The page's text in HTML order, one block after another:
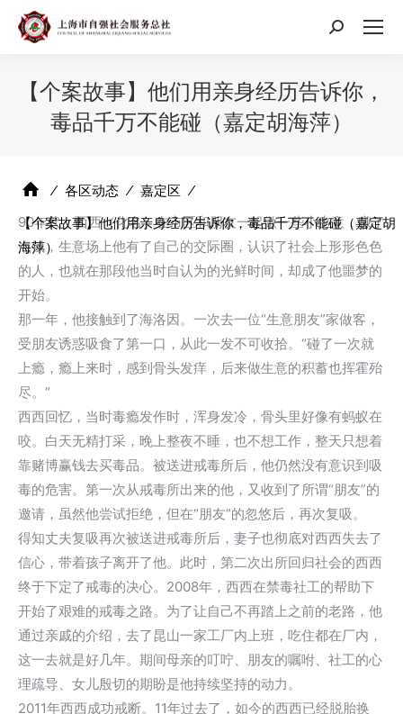
搜
【个案故事】他们用亲身经历告诉你，
毒品千万不能碰（嘉定胡海萍）
⁄ 各区动态 ⁄ 嘉定区 ⁄
【个案故事】他们用亲身经历告诉你，毒品千万不能碰（嘉定胡
海萍）
90年代，西西（化名）在市区和朋友一起做一些小生意，赚了
点钱，生意场上他有了自己的交际圈，认识了社会上形形色色
的人，也就在那段他当时自认为的光鲜时间，却成了他噩梦的
开始。
那一年，他接触到了海洛因。一次去一位“生意朋友”家做客，
受朋友诱惑吸食了第一口，从此一发不可收拾。“碰了一次就
上瘾，瘾上来时，感到骨头发痒，后来做生意的积蓄也挥霍殆
尽。”
西西回忆，当时毒瘾发作时，浑身发冷，骨头里好像有蚂蚁在
咬。白天无精打采，晚上整夜不睡，也不想工作，整天只想着
靠赌博赢钱去买毒品。被送进戒毒所后，他仍然没有意识到吸
毒的危害。第一次从戒毒所出来的他，又收到了所谓“朋友”的
邀请，虽然他尝试拒绝，但在“朋友”的忽悠后，再次复吸。
得知丈夫复吸再次被送进戒毒所后，妻子也彻底对西西失去了
信心，带着孩子离开了他。此时，第二次出所回归社会的西西
终于下定了戒毒的决心。2008年，西西在禁毒社工的帮助下
开始了艰难的戒毒之路。为了让自己不再踏上之前的老路，他
通过亲戚的介绍，去了昆山一家工厂内上班，吃住都在厂内，
这一去就是好几年。期间母亲的叮咛、朋友的嘱咐、社工的心
理疏导、女儿殷切的期盼是他持续坚持的动力。
2011年西西成功戒断。11年过去了，如今的西西已经脱胎换